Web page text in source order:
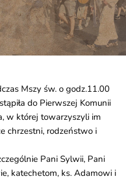
Mszy św. o godz.11.00
do Pierwszej Komunii
w której towarzyszyli im
chrzestni, rodzeństwo i
Pani Sylwii, Pani
katechetom, ks. Adamowi i